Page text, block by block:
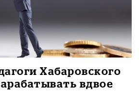
Хабаровского
вдвое